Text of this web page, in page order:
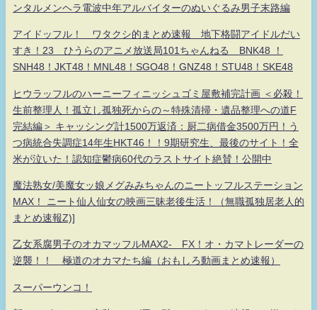
ンタルメンヘラ電波中年アルバイターのぬいぐるみ男子末路編
アイドッフル！ ワタクシ的まとめ速報 地下格闘アイドルだい
すき！23 ひうらのアニメ放送局101ちゃんねる BNK48 ！
SNH48！JKT48！MNL48！SGO48！GNZ48！STU48！SKE48
ヒウラッフルのハーニーフィニッシュゴミ屋敷補完計画 ＜必殺！
生前整理人！孤立し孤独死からの～特殊清掃・遺品整理への道F
完結編＞ キャッシング計1500万返済：厨二病借金3500万円！う
つ病統合失調症14年生HKT46！！9期研究生、最後のサイト！全
米が泣いた！認知症鬱病60代のラストサイト絶賛！公開中
魔法熟女/美魔女ッ娘メグみみちゃんのニートッフルステーション
MAX！ ニート仙人仙女の映画三昧老後生活！（無職孤独居老人的
まとめ速報Z)]
乙女系腐男子のオカマッフルMAX2- FX！オ・カマトレーダーの
逆襲！！ 極道のオカマたち編（おもしろ動画まとめ速報）
スーパーウンコ！